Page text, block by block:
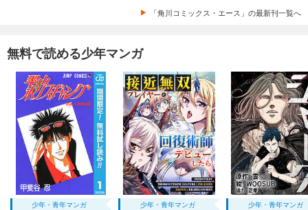
「角川コミックス・エース」の最新刊一覧へ
無料で読める少年マンガ
少年・青年マンガ 少年・青年マンガ 少年・青年マンガ